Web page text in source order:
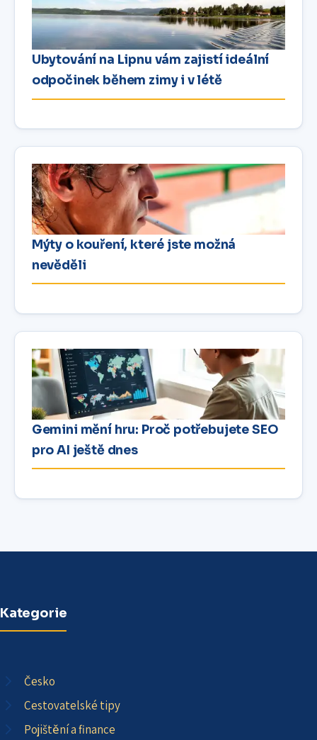
Ubytování na Lipnu vám zajistí ideální
odpočinek během zimy i v létě
Mýty o kouření, které jste možná
nevěděli
Gemini mění hru: Proč potřebujete SEO
pro AI ještě dnes
Kategorie
Česko
Cestovatelské tipy
Pojištění a finance